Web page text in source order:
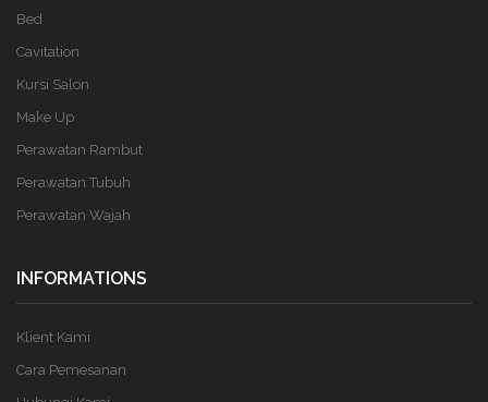
Bed
Cavitation
Kursi Salon
Make Up
Perawatan Rambut
Perawatan Tubuh
Perawatan Wajah
INFORMATIONS
Klient Kami
Cara Pemesanan